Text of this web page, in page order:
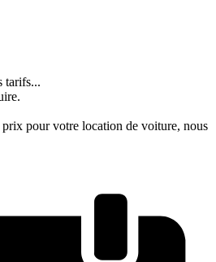
tarifs...
pour votre location de voiture, nous